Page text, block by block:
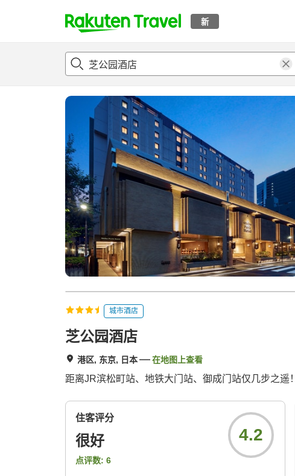
新
t
p
a
_
s
e
a
c
h
概况 客房及住宿套餐
城市酒店
芝公园酒店
港区, 东京, 日本 在地图上查看
距离JR滨松町站、地铁大门站、御成门站仅几步之遥！
住客评分
很好
点评数: 6
4.2